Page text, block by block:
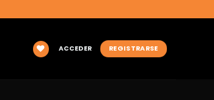
ACCEDER
REGISTRARSE